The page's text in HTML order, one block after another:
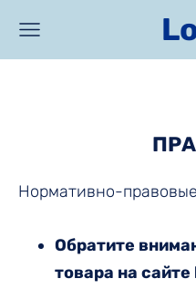
Нормативно-
Обратите
товара на